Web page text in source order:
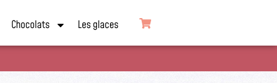
Chocolats Les glaces